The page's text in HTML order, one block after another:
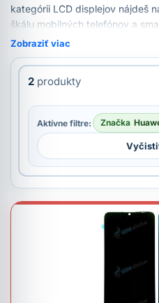
kategórii LCD displejov nájdeš
škálu mobilných telefónov a
Zobraziť viac
2 produkty
Aktívne filtre: Značka